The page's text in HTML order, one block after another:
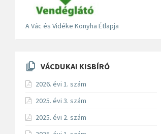
A Vác és Vidéke Konyha Étlapja
VÁCDUKAI KISBÍRÓ
2026. évi 1. szám
2025. évi 3. szám
2025. évi 2. szám